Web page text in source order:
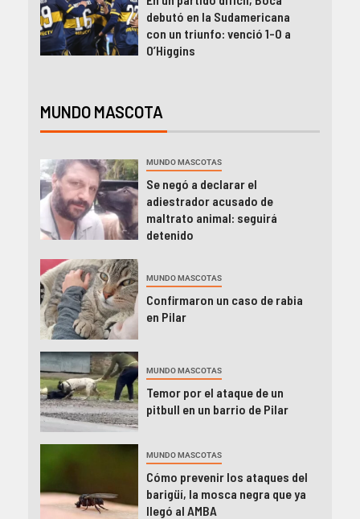
debutó en la Sudamericana
con un triunfo: venció 1-0 a
O’Higgins
MUNDO MASCOTA
MUNDO MASCOTAS
Se negó a declarar el
adiestrador acusado de
maltrato animal: seguirá
detenido
MUNDO MASCOTAS
Confirmaron un caso de rabia
en Pilar
MUNDO MASCOTAS
Temor por el ataque de un
pitbull en un barrio de Pilar
MUNDO MASCOTAS
Cómo prevenir los ataques del
barigüí, la mosca negra que ya
llegó al AMBA